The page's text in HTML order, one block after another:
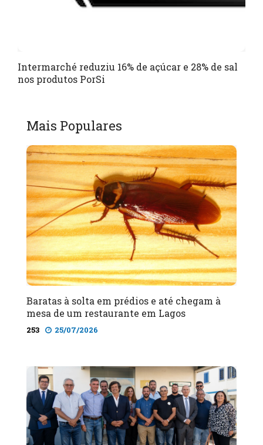
Intermarché reduziu 16% de açúcar e 28% de sal
nos produtos PorSi
Mais Populares
Baratas à solta em prédios e até chegam à
mesa de um restaurante em Lagos
253 25/07/2026